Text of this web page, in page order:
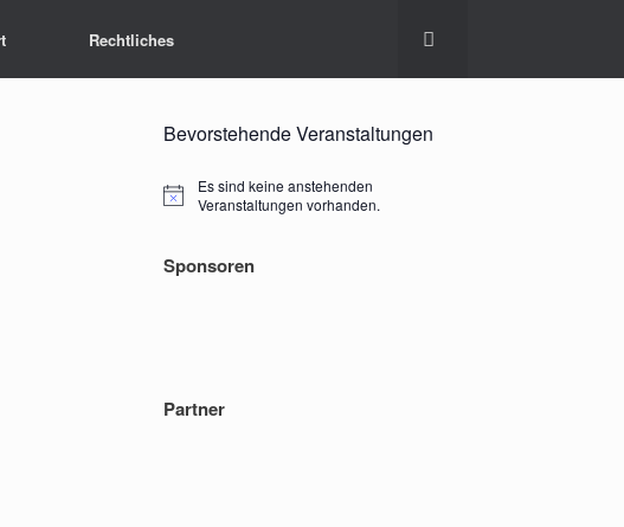
Rechtliches
Bevorstehende Veranstaltungen
Hinweis
Es sind keine anstehenden
Veranstaltungen vorhanden.
Sponsoren
Partner